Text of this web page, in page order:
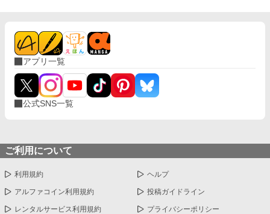
アプリ一覧
公式SNS一覧
ご利用について
利用規約 ヘルプ
アルファコイン利用規約 投稿ガイドライン
レンタルサービス利用規約 プライバシーポリシー